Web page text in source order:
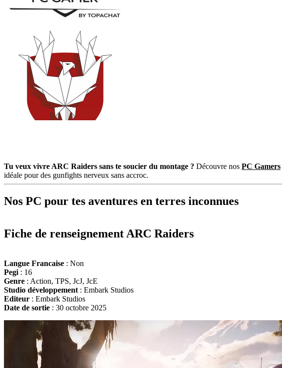
Tu veux vivre ARC Raiders sans te soucier du montage ? Découvre nos PC Gamers
idéale pour des gunfights nerveux sans accroc.
Nos PC pour tes aventures en terres inconnues
Fiche de renseignement ARC Raiders
Langue Francaise : Non
Pegi : 16
Genre : Action, TPS, JcJ, JcE
Studio développement : Embark Studios
Editeur : Embark Studios
Date de sortie : 30 octobre 2025